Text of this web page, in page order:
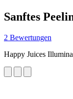
Sanftes
2 Bewertungen
Happy Juices